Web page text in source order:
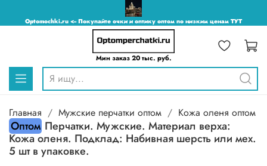
Optomochki.ru <-- Покупайте очки и оптику оптом по низким ценам ТУТ
Мин заказ 20 тыс. руб.
Главная Мужские перчатки оптом Кожа оленя оптом
Оптом Перчатки. Мужские. Материал верха:
Кожа оленя. Подклад: Набивная шерсть или мех.
5 шт в упаковке.